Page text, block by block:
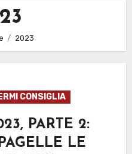
2023
CONSIGLIA
PARTE 2:
LE